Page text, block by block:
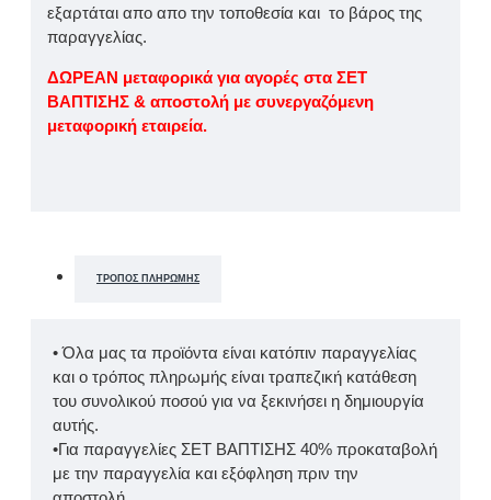
εξαρτάται απο απο την τοποθεσία και το βάρος της
παραγγελίας.
ΔΩΡΕΑΝ μεταφορικά για αγορές στα ΣΕΤ
ΒΑΠΤΙΣΗΣ & αποστολή με συνεργαζόμενη
μεταφορική εταιρεία.
ΤΡΌΠΟΣ ΠΛΗΡΩΜΉΣ
• Όλα μας τα προϊόντα είναι κατόπιν παραγγελίας
και ο τρόπος πληρωμής είναι τραπεζική κατάθεση
του συνολικού ποσού για να ξεκινήσει η δημιουργία
αυτής.
•Για παραγγελίες ΣΕΤ ΒΑΠΤΙΣΗΣ 40% προκαταβολή
με την παραγγελία και εξόφληση πριν την